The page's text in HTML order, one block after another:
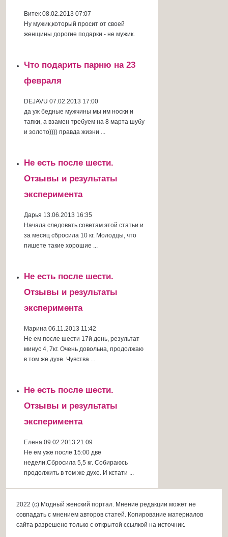
Витек 08.02.2013 07:07
Ну мужик,который просит от своей
женщины дорогие подарки - не мужик.
Что подарить парню на 23
февраля
DEJAVU 07.02.2013 17:00
да уж бедные мужчины мы им носки и
тапки, а взамен требуем на 8 марта шубу
и золото)))) правда жизни ...
Не есть после шести.
Отзывы и результаты
эксперимента
Дарья 13.06.2013 16:35
Начала следовать советам этой статьи и
за месяц сбросила 10 кг. Молодцы, что
пишете такие хорошие ...
Не есть после шести.
Отзывы и результаты
эксперимента
Марина 06.11.2013 11:42
Не ем после шести 17й день, результат
минус 4, 7кг. Очень довольна, продолжаю
в том же духе. Чувства ...
Не есть после шести.
Отзывы и результаты
эксперимента
Елена 09.02.2013 21:09
Не ем уже после 15:00 две
недели.Сбросила 5,5 кг. Собираюсь
продолжить в том же духе. И кстати ...
2022 (c) Модный женский портал. Мнение редакции может не
совпадать с мнением авторов статей. Копирование материалов
сайта разрешено только с открытой ссылкой на источник.